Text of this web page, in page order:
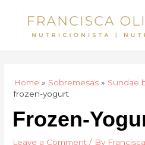
Home Sobremesas
Sundae
frozen-yogurt
Frozen-
Leave a Comment / By